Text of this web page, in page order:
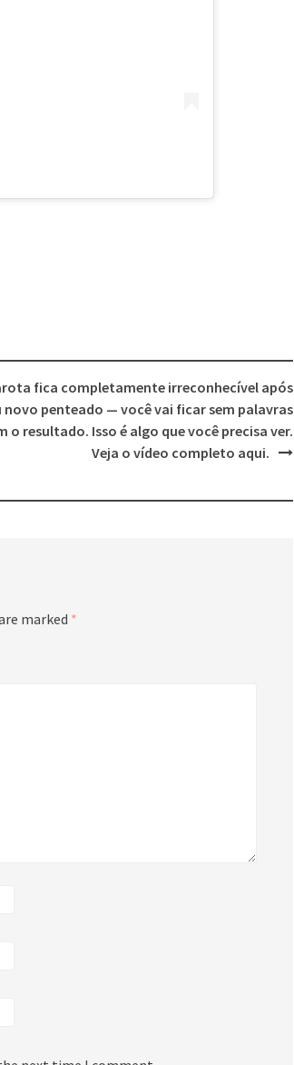
fica completamente irreconhecível após
novo penteado — você vai ficar sem palavras
o resultado. Isso é algo que você precisa ver.
Veja o vídeo completo aqui.
marked *